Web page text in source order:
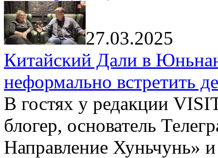
27.03.2025
Китайский Дали в
неформально встретить
В гостях у редакции
блогер, основатель
Направление Хуньчунь»